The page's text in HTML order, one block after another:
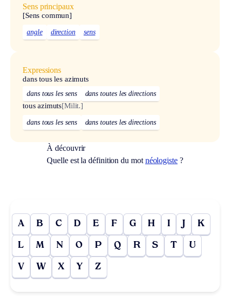
Sens principaux
[Sens commun]
angle direction sens
Expressions
dans tous les azimuts
dans tous les sens dans toutes les directions
tous azimuts[Milit.]
dans tous les sens dans toutes les directions
À découvrir
Quelle est la définition du mot néologiste?
A B C D E F G H I J K
L M N O P Q R S T U
V W X Y Z